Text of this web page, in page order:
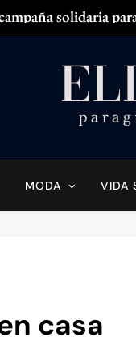
solidaria
MODA VIDA
casa